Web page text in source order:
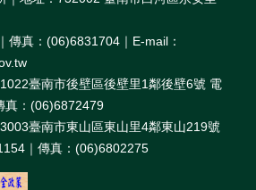
傳真：(06)6831704｜E-mail：
臺南市後壁區後壁里1鄰後壁6號 電
：(06)6872479
臺南市東山區東山里4鄰東山219號
｜傳真：(06)6802275